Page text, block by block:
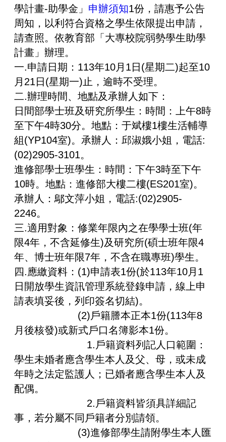
學計畫-助學金」 申辦須知1份，請惠予公告
周知，以利符合資格之學生依限提出申請，
請查照。依教育部「大專校院弱勢學生助學
計畫」辦理。
一.申請日期：113年10月1日(星期二)起至10
月21日(星期一)止，逾時不受理。
二.辦理時間、地點及承辦人如下：
日間部學士班及研究所學生：時間：上午8時
至下午4時30分。地點：于斌樓1樓生活輔導
組(YP104室)。承辦人：邱淑娥小姐，電話:
(02)2905-3101。
進修部學士班學生：時間：下午3時至下午
10時。地點：進修部大樓二樓(ES201室)。
承辦人：鄔文萍小姐，電話:(02)2905-
2246。
三.適用對象：修業年限內之在學學士班(年
限4年，不含延修生)及研究所(碩士班年限4
年、博士班年限7年，不含在職專班)學生。
四.應繳資料：(1)申請表1份(於113年10月1
日開放學生資訊管理系統登錄申請，線上申
請表填妥後，列印簽名切結)。
(2)戶籍謄本正本1份(113年8
月後核發)或新式戶口名簿影本1份。
1.戶籍資料列記人口範圍：
學生未婚者應含學生本人及父、母，或未成
年時之法定監護人；已婚者應含學生本人及
配偶。
2.戶籍資料皆須具詳細記
事，若分屬不同戶籍者分別請領。
(3)進修部學生請附學生本人匯